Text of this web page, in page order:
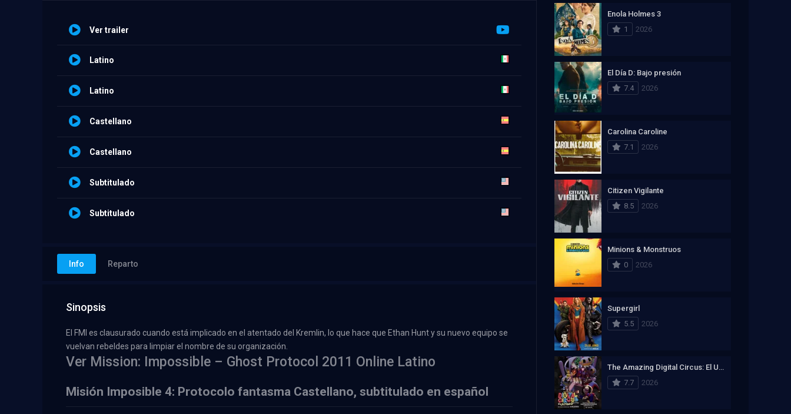
Ver trailer
Latino
Latino
Castellano
Castellano
Subtitulado
Subtitulado
Info Reparto
Sinopsis
El FMI es clausurado cuando está implicado en el atentado del Kremlin, lo que hace que Ethan Hunt y su nuevo equipo se
vuelvan rebeldes para limpiar el nombre de su organización.
Ver Mission: Impossible – Ghost Protocol 2011 Online Latino
Misión Imposible 4: Protocolo fantasma Castellano, subtitulado en español
Enola Holmes 3
1
2026
El Día D: Bajo presión
7.4
2026
Carolina Caroline
7.1
2026
Citizen Vigilante
8.5
2026
Minions & Monstruos
0
2026
Supergirl
5.5
2026
The Amazing Digital Circus: El Ultimo Acto
7.7
2026